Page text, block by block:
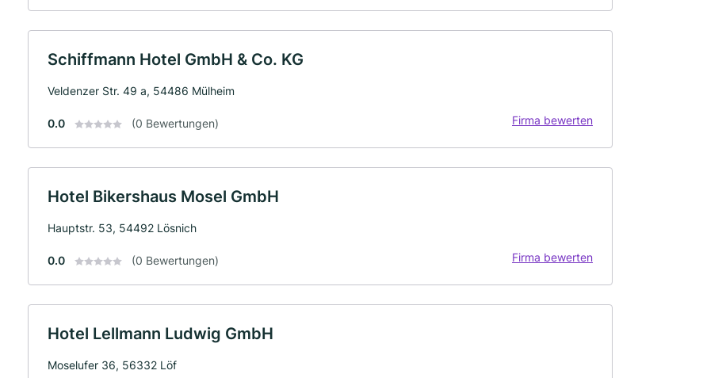
Schiffmann Hotel GmbH & Co. KG
Veldenzer Str. 49 a, 54486 Mülheim
0.0 (0 Bewertungen) Firma bewerten
Hotel Bikershaus Mosel GmbH
Hauptstr. 53, 54492 Lösnich
0.0 (0 Bewertungen) Firma bewerten
Hotel Lellmann Ludwig GmbH
Moselufer 36, 56332 Löf